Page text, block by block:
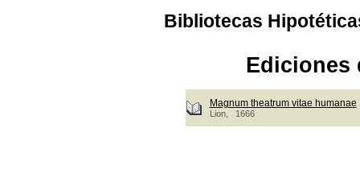
Bibliotecas
Ediciones
Magnum theatrum vitae humanae
Lion, 1666